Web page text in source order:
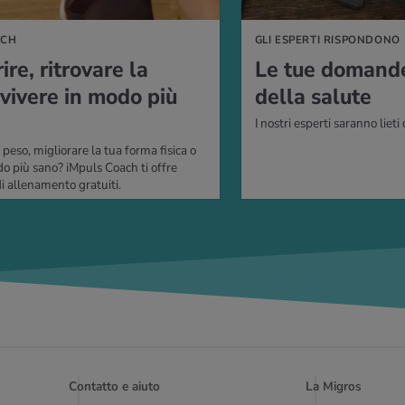
ri­tro­va­re la
in modo più
migliorare la tua forma fisica o
più sano? iMpuls Coach ti offre
allenamento gratuiti.
GLI ESPERTI RISPONDONO
Le tue
della sa­lu­te
I nostri esperti saranno lieti
Contatto e aiuto La Migros